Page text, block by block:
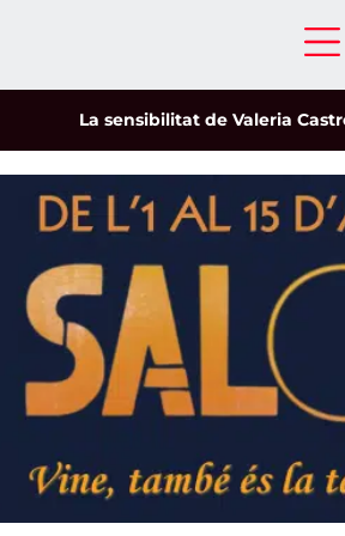
La sensibilitat de Valeria Castro